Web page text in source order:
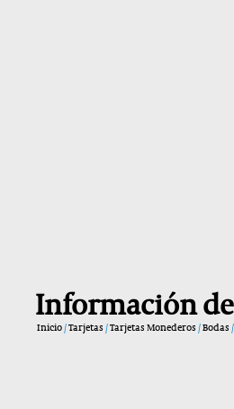
Información
Inicio/Tarjetas /Tarjetas Monederos /Bodas